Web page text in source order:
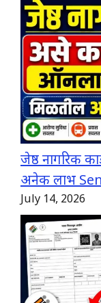
जेष्ठ नागरिक
अनेक लाभ
July 14, 2026